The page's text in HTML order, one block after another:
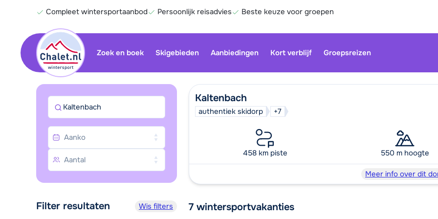
Compleet wintersportaanbod Persoonlijk reisadvies Beste keuze voor groepen
Zoek en boek Skigebieden Aanbiedingen Kort verblijf Groepsreizen
gesloten.
gebruiken:
Kaltenbach
authentiek skidorp +7
458 km piste 550 m hoogte
Meer info over dit
7 wintersportvakanties
Kaltenbach
Filter resultaten Wis filters